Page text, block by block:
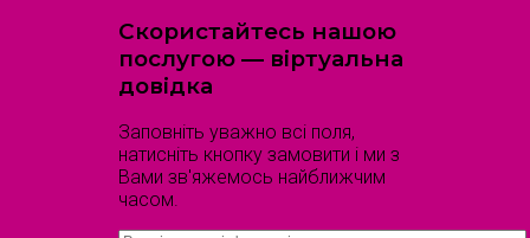
Скористайтесь нашою
послугою — віртуальна
довідка
Заповніть уважно всі поля,
натисніть кнопку замовити і ми з
Вами зв'яжемось найближчим
часом.